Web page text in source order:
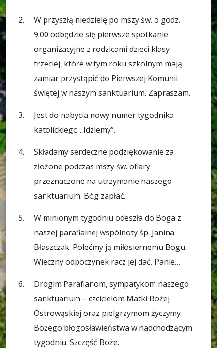
W przyszłą niedzielę po mszy św. o godz.
9.00 odbędzie się pierwsze spotkanie
organizacyjne z rodzicami dzieci klasy
trzeciej, które w tym roku szkolnym mają
zamiar przystąpić do Pierwszej Komunii
świętej w naszym sanktuarium. Zapraszam.
Jest do nabycia nowy numer tygodnika
katolickiego „Idziemy”.
Składamy serdeczne podziękowanie za
złożone podczas mszy św. ofiary
przeznaczone na utrzymanie naszego
sanktuarium. Bóg zapłać.
W minionym tygodniu odeszła do Boga z
naszej parafialnej wspólnoty śp. Janina
Błaszczak. Polećmy ją miłosiernemu Bogu.
Wieczny odpoczynek racz jej dać, Panie…
Drogim Parafianom, sympatykom naszego
sanktuarium – czcicielom Matki Bożej
Ostrowąskiej oraz pielgrzymom życzymy
Bożego błogosławieństwa w nadchodzącym
tygodniu. Szczęść Boże.